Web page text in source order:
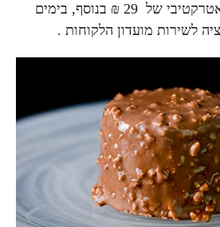
המוצעות כולן במחיר אטרקטיבי של 29 ₪ בנוסף, בימים
לשירות מועדון הלקוחות .